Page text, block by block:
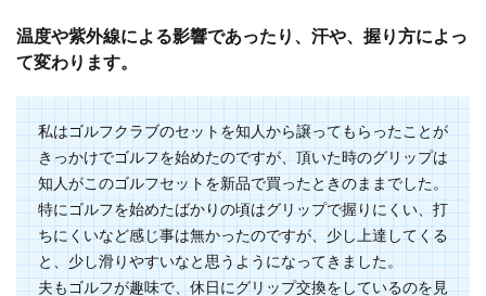
ゴルフクラブの特徴と違いを知ってお
くとクラブ選びに迷わない
これからゴルフを始めようとしている方、レンタ
そろゴルフク...
初心者女子におすすめのコースから練
習までゴルフに便利なグッズ
温度や紫外線による影響であったり、汗や、握り方によっ
て変わります。
私はゴルフクラブのセットを知人から譲ってもらったことが
きっかけでゴルフを始めたのですが、頂いた時のグリップは
知人がこのゴルフセットを新品で買ったときのままでした。
特にゴルフを始めたばかりの頃はグリップで握りにくい、打
ちにくいなど感じ事は無かったのですが、少し上達してくる
と、少し滑りやすいなと思うようになってきました。
夫もゴルフが趣味で、休日にグリップ交換をしているのを見